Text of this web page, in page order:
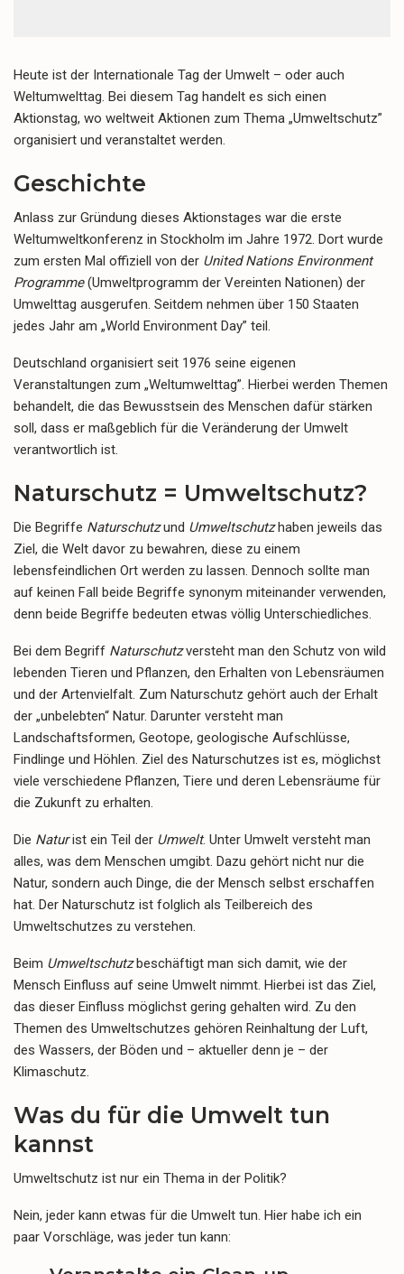
Heute ist der Internationale Tag der Umwelt – oder auch
Weltumwelttag. Bei diesem Tag handelt es sich einen
Aktionstag, wo weltweit Aktionen zum Thema „Umweltschutz”
organisiert und veranstaltet werden.
Geschichte
Anlass zur Gründung dieses Aktionstages war die erste
Weltumweltkonferenz in Stockholm im Jahre 1972. Dort wurde
zum ersten Mal offiziell von der United Nations Environment
Programme(Umweltprogramm der Vereinten Nationen) der
Umwelttag ausgerufen. Seitdem nehmen über 150 Staaten
jedes Jahr am „World Environment Day” teil.
Deutschland organisiert seit 1976 seine eigenen
Veranstaltungen zum „Weltumwelttag”. Hierbei werden Themen
behandelt, die das Bewusstsein des Menschen dafür stärken
soll, dass er maßgeblich für die Veränderung der Umwelt
verantwortlich ist.
Naturschutz = Umweltschutz?
Die Begriffe Naturschutzund Umweltschutzhaben jeweils das
Ziel, die Welt davor zu bewahren, diese zu einem
lebensfeindlichen Ort werden zu lassen. Dennoch sollte man
auf keinen Fall beide Begriffe synonym miteinander verwenden,
denn beide Begriffe bedeuten etwas völlig Unterschiedliches.
Bei dem Begriff Naturschutzversteht man den Schutz von wild
lebenden Tieren und Pflanzen, den Erhalten von Lebensräumen
und der Artenvielfalt. Zum Naturschutz gehört auch der Erhalt
der „unbelebten“ Natur. Darunter versteht man
Landschaftsformen, Geotope, geologische Aufschlüsse,
Findlinge und Höhlen. Ziel des Naturschutzes ist es, möglichst
viele verschiedene Pflanzen, Tiere und deren Lebensräume für
die Zukunft zu erhalten.
Die Naturist ein Teil der Umwelt. Unter Umwelt versteht man
alles, was dem Menschen umgibt. Dazu gehört nicht nur die
Natur, sondern auch Dinge, die der Mensch selbst erschaffen
hat. Der Naturschutz ist folglich als Teilbereich des
Umweltschutzes zu verstehen.
Beim Umweltschutzbeschäftigt man sich damit, wie der
Mensch Einfluss auf seine Umwelt nimmt. Hierbei ist das Ziel,
das dieser Einfluss möglichst gering gehalten wird. Zu den
Themen des Umweltschutzes gehören Reinhaltung der Luft,
des Wassers, der Böden und – aktueller denn je – der
Klimaschutz.
Was du für die Umwelt tun
kannst
Umweltschutz ist nur ein Thema in der Politik?
Nein, jeder kann etwas für die Umwelt tun. Hier habe ich ein
paar Vorschläge, was jeder tun kann: